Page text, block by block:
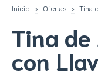
Inicio > Ofertas > Tina
Tina de
con